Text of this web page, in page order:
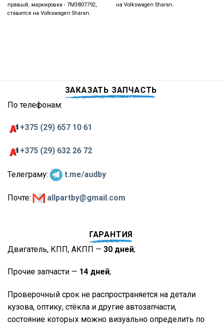
правый, маркировка - 7M3807792,
ставится на Volkswagen Sharan.
на Volkswagen Sharan.
ЗАКАЗАТЬ ЗАПЧАСТЬ
По телефонам:
+375 (29) 657 10 61
+375 (29) 632 26 72
Телеграму: t.me/audby
Почте: allpartby@gmail.com
ГАРАНТИЯ
Двигатель, КПП, АКПП — 30 дней;
Прочие запчасти — 14 дней;
Проверочный срок не распространяется на детали
кузова, оптику, стёкла и другие автозапчасти,
состояние которых можно визуально определить по